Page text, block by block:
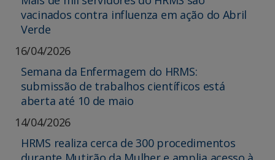
vacinados contra influenza em ação do Abril
Verde
16/04/2026
Semana da Enfermagem do HRMS:
submissão de trabalhos científicos está
aberta até 10 de maio
14/04/2026
HRMS realiza cerca de 300 procedimentos